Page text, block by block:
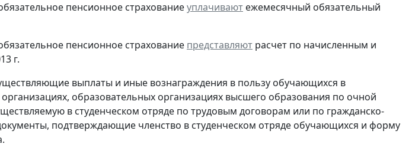
пенсионное страхованиеуплачивают ежемесячный обязательный
пенсионное страхование представляют расчет по начисленным и
г.
выплаты и иные вознаграждения в пользу обучающихся в
образовательных организациях высшего образования по очной
в студенческом отряде по трудовым договорам или по гражданско-
подтверждающие членство в студенческом отряде обучающихся и форму